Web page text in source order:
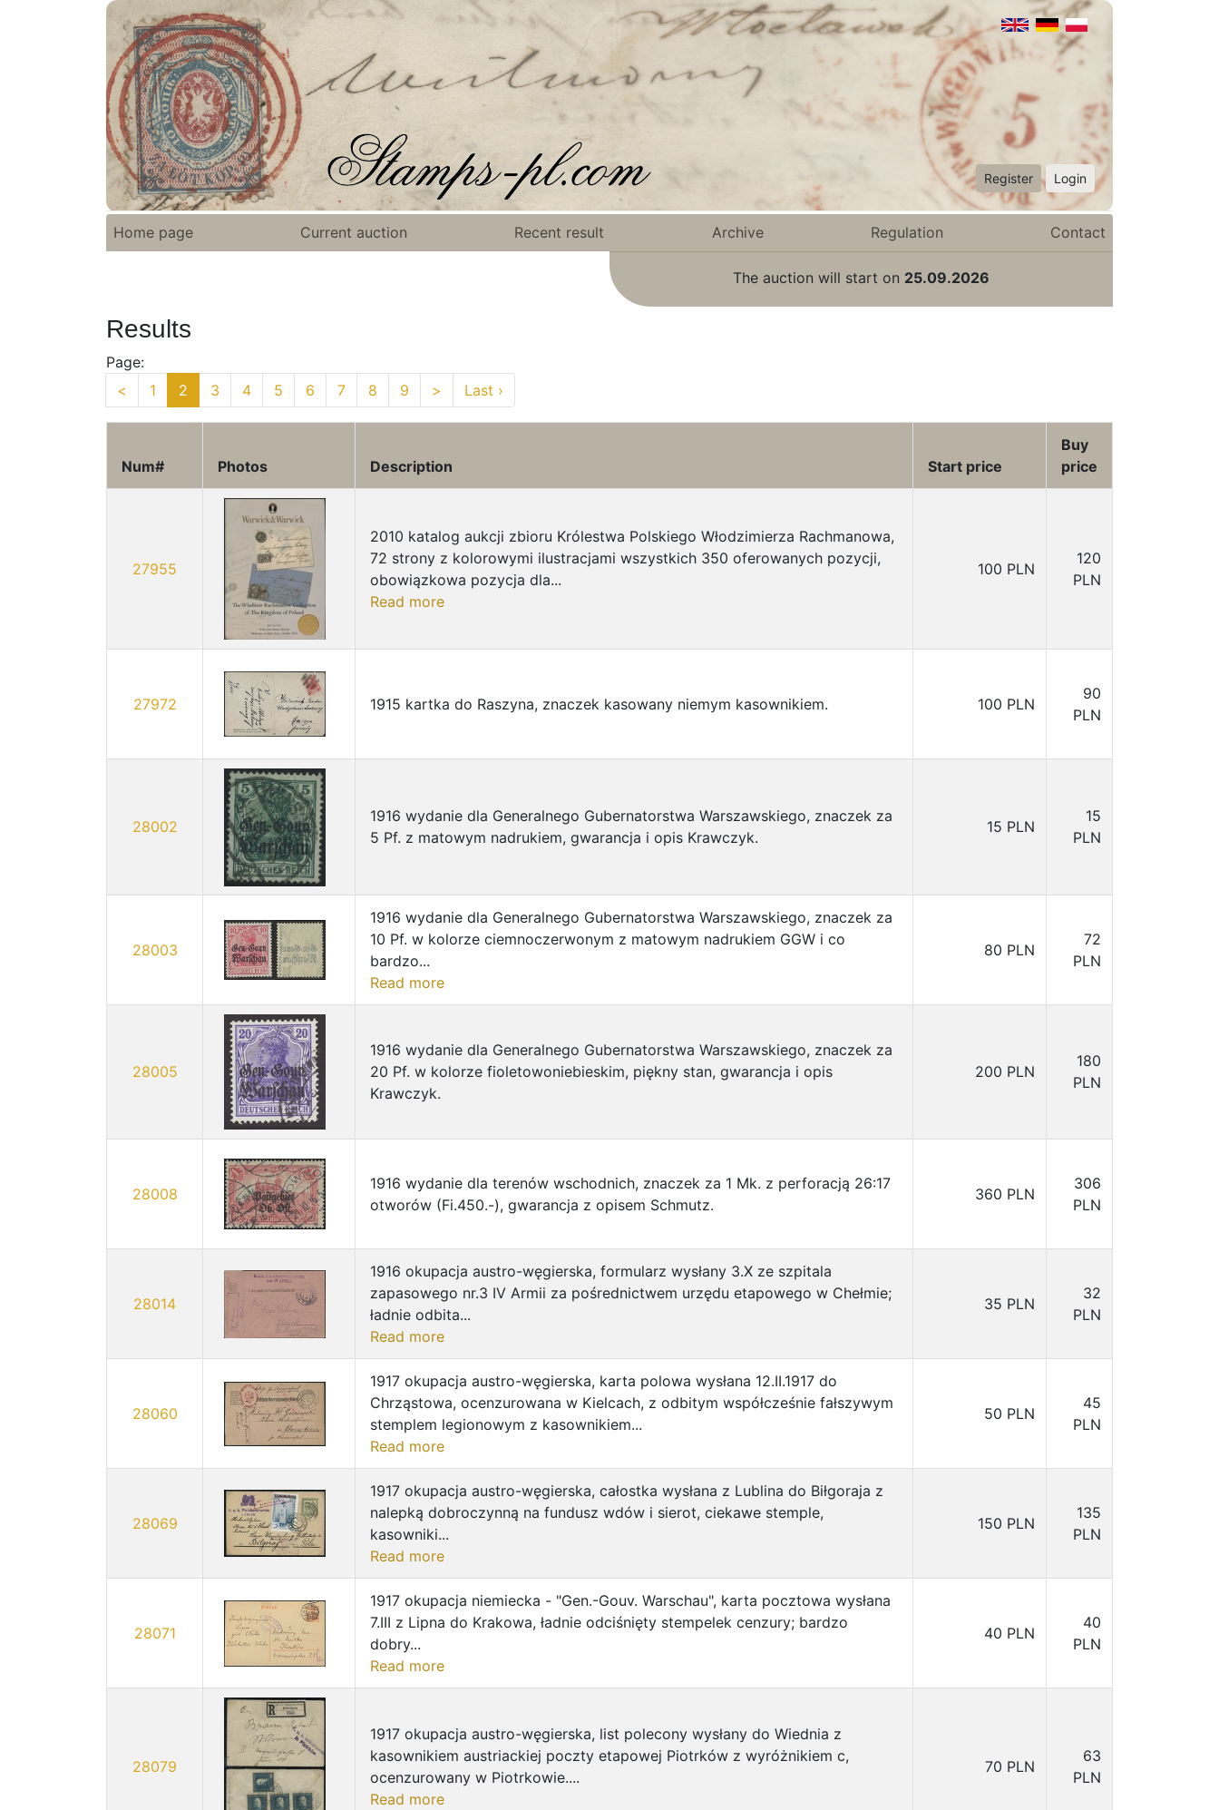
Register Login
Home page Current auction Recent result Archive Regulation Contact
The auction will start on 25.09.2026
Results
Page:
<
1 2 3 4 5 6 7 8 9 > Last ›
Num# Photos Description Start price
Buy
price
27955
2010 katalog aukcji zbioru Królestwa Polskiego Włodzimierza Rachmanowa,
72 strony z kolorowymi ilustracjami wszystkich 350 oferowanych pozycji,
obowiązkowa pozycja dla...
Read more
100 PLN
120
PLN
27972 1915 kartka do Raszyna, znaczek kasowany niemym kasownikiem. 100 PLN
90
PLN
28002
1916 wydanie dla Generalnego Gubernatorstwa Warszawskiego, znaczek za
5 Pf. z matowym nadrukiem, gwarancja i opis Krawczyk.
15 PLN
15
PLN
28003
1916 wydanie dla Generalnego Gubernatorstwa Warszawskiego, znaczek za
10 Pf. w kolorze ciemnoczerwonym z matowym nadrukiem GGW i co
bardzo...
Read more
80 PLN
72
PLN
28005
1916 wydanie dla Generalnego Gubernatorstwa Warszawskiego, znaczek za
20 Pf. w kolorze fioletowoniebieskim, piękny stan, gwarancja i opis
Krawczyk.
200 PLN
180
PLN
28008
1916 wydanie dla terenów wschodnich, znaczek za 1 Mk. z perforacją 26:17
otworów (Fi.450.-), gwarancja z opisem Schmutz.
360 PLN
306
PLN
28014
1916 okupacja austro-węgierska, formularz wysłany 3.X ze szpitala
zapasowego nr.3 IV Armii za pośrednictwem urzędu etapowego w Chełmie;
ładnie odbita...
Read more
35 PLN
32
PLN
28060
1917 okupacja austro-węgierska, karta polowa wysłana 12.II.1917 do
Chrząstowa, ocenzurowana w Kielcach, z odbitym współcześnie fałszywym
stemplem legionowym z kasownikiem...
Read more
50 PLN
45
PLN
28069
1917 okupacja austro-węgierska, całostka wysłana z Lublina do Biłgoraja z
nalepką dobroczynną na fundusz wdów i sierot, ciekawe stemple,
kasowniki...
Read more
150 PLN
135
PLN
28071
1917 okupacja niemiecka - "Gen.-Gouv. Warschau", karta pocztowa wysłana
7.III z Lipna do Krakowa, ładnie odciśnięty stempelek cenzury; bardzo
dobry...
Read more
40 PLN
40
PLN
28079
1917 okupacja austro-węgierska, list polecony wysłany do Wiednia z
kasownikiem austriackiej poczty etapowej Piotrków z wyróżnikiem c,
ocenzurowany w Piotrkowie....
Read more
70 PLN
63
PLN